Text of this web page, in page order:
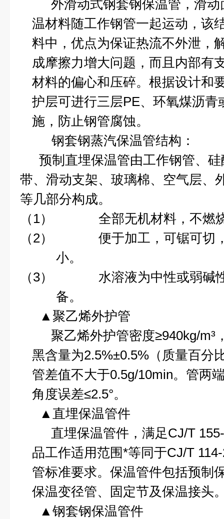
外滑动式钢套钢保温管，滑
温材料随工作钢管一起运动，该
料中，优点为保证热流不外泄，
成摩擦力增大问题，而且内部有
材料的偏心和压碎。根据设计和
护层可进行三层PE、环氧煤沥青
施，防止钢管腐蚀。
钢套钢蒸汽保温管结构：
预制直埋保温管由工作钢管、
带、滑动支架、玻璃棉、空气层、
等几部分构成。
（1）
全部无机材料，不燃
（2）
便于加工，可锯可切
小。
（3）
水溶液为中性或弱碱
备。
▲聚乙烯外护管
聚乙烯外护管密度≥940kg/m³
黑含量为2.5%±0.5%（质量百分
管差值不大于0.5g/10min。管两
角度误差≤2.5°。
▲直埋保温管件
直埋保温管件，满足CJ/T
品工作适用范围*等同于CJ/T
管标准要求。保温管件包括预制
保温变径管、固定节及保温接头
▲钢套钢保温管件